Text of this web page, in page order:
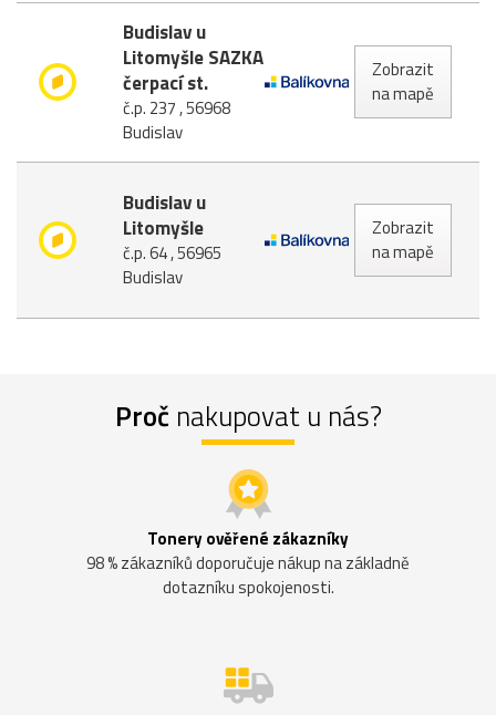
Budislav u
Litomyšle SAZKA
čerpací st.
č.p. 237 , 56968
Budislav
Zobrazit
na mapě
Budislav u
Litomyšle
č.p. 64 , 56965
Budislav
Zobrazit
na mapě
Proč nakupovat u nás?
Tonery ověřené zákazníky
98 % zákazníků doporučuje nákup na základně
dotazníku spokojenosti.